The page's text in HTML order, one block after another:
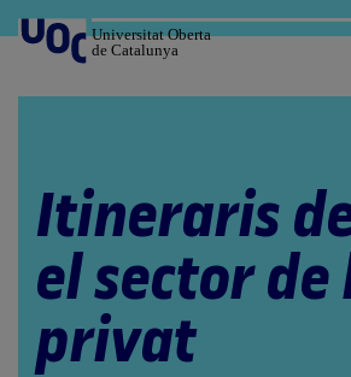
al
contingut
Universitat Oberta
de Catalunya
Itineraris
el sector
privat